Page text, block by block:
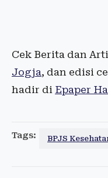
Cek Berita dan
Jogja, dan edisi
hadir di Epaper
Tags: BPJS